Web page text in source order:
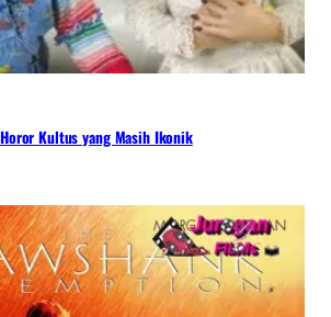
Kultus yang Masih Ikonik